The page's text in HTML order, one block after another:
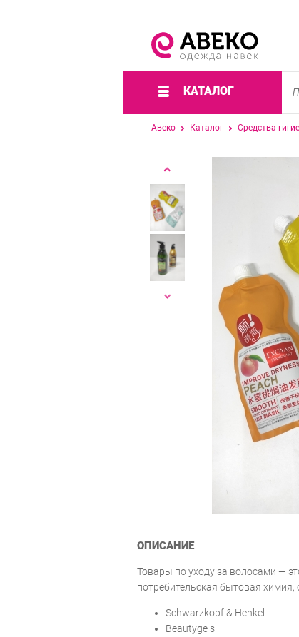
КАТАЛОГ
Авеко Каталог Средства
ОПИСАНИЕ
Товары по уходу за волосами —
потребительская бытовая
Schwarzkopf & Henkel
Beautyge sl